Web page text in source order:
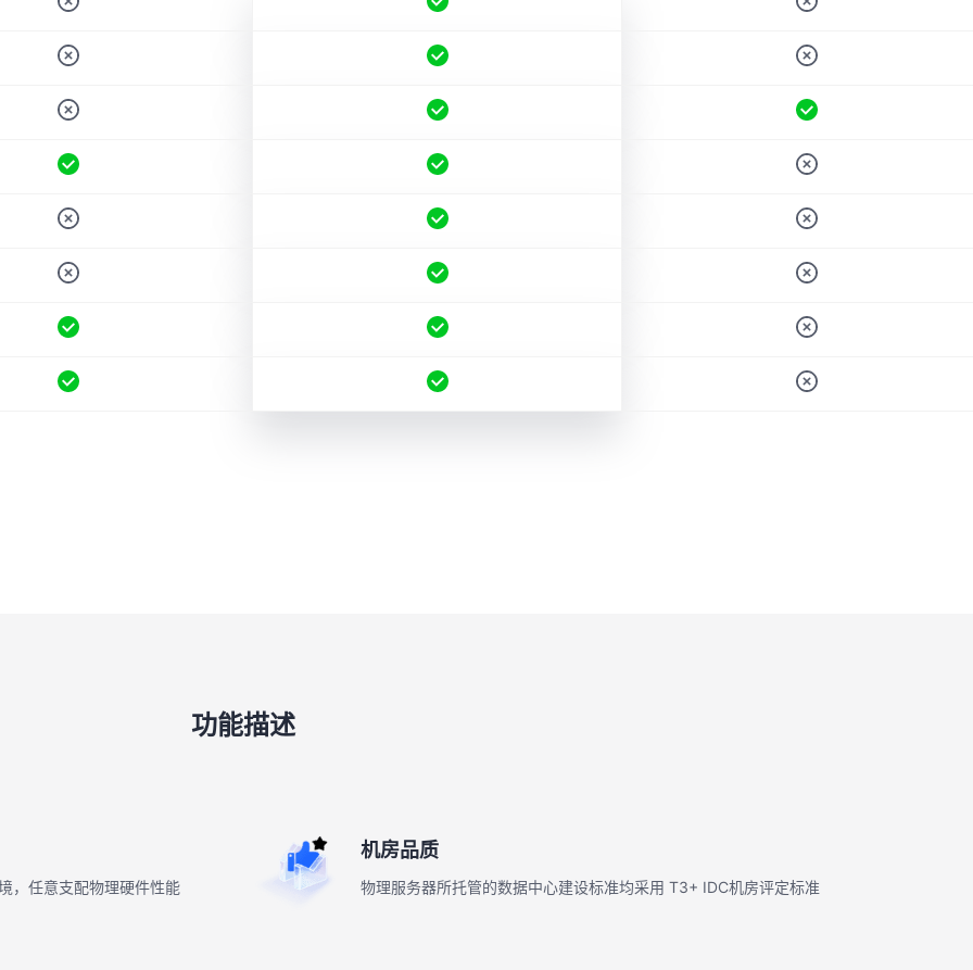
功能描述
，任意支配物理硬件性能
机房品质
物理服务器所托管的数据中心建设标准均采用 T3+ IDC机房评定标准